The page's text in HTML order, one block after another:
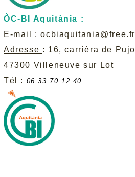
ÒC-BI Aquitània :
E-mail :ocbiaquitania@free.fr
Adresse : 16, carrièra de
47300 Villeneuve sur Lot
Tél : 06 33 70 12 40